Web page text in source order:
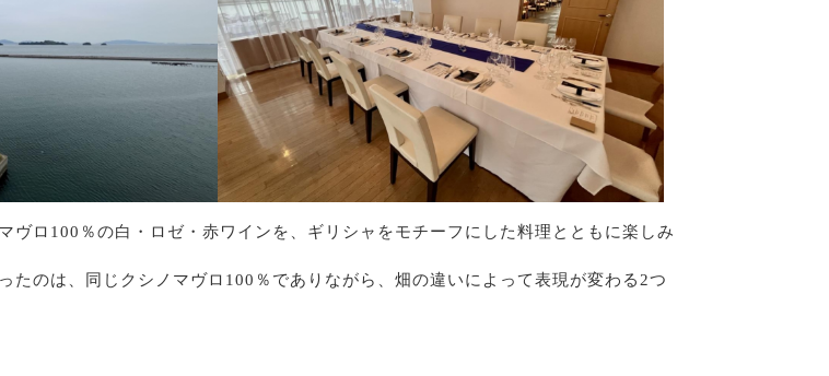
ヴロ100％の白・ロゼ・赤ワインを、ギリシャをモチーフにした料理とともに楽しみ
たのは、同じクシノマヴロ100％でありながら、畑の違いによって表現が変わる2つ